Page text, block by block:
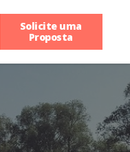
Solicite uma
Proposta